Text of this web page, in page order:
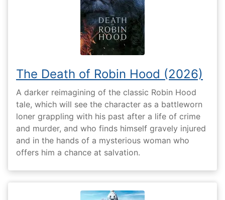
The Death of Robin Hood (2026)
A darker reimagining of the classic Robin Hood
tale, which will see the character as a battleworn
loner grappling with his past after a life of crime
and murder, and who finds himself gravely injured
and in the hands of a mysterious woman who
offers him a chance at salvation.